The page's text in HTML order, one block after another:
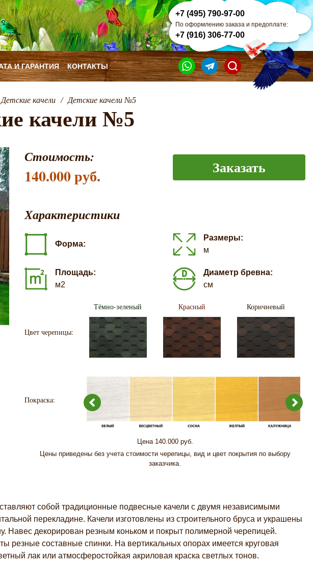
И ГАРАНТИЯ КОНТАКТЫ
+7 (495) 790-97-00
По оформлению заказа и предоплате:
+7 (916) 306-77-00
Детские качели / Детские качели №5
качели №5
Стоимость:
140.000 руб. Заказать
Характеристики
Форма:
Размеры:
м
Площадь:
м2
Диаметр бревна:
см
Цвет черепицы:
Тёмно-зеленый Красный Коричневый
Покраска:
Цена 140.000 руб.
Цены приведены без учета стоимости черепицы, вид и цвет покрытия по выбору
заказчика.
собой традиционные подвесные качели с двумя независимыми
перекладине. Качели изготовлены из строительного бруса и украшены
декорирован резным коньком и покрыт полимерной черепицей.
резные составные спинки. На вертикальных опорах имеется круговая
лак или атмосферостойкая акриловая краска светлых тонов.